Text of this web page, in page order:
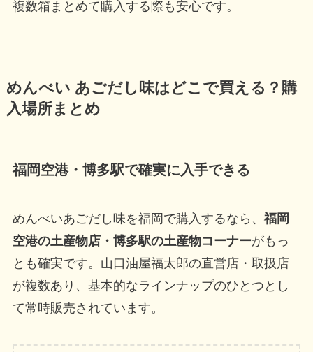
複数箱まとめて購入する際も安心です。
めんべい あごだし味はどこで買える？購
入場所まとめ
福岡空港・博多駅で確実に入手できる
めんべいあごだし味を福岡で購入するなら、 福岡
空港の土産物店・博多駅の土産物コーナーがもっ
とも確実です。山口油屋福太郎の直営店・取扱店
が複数あり、基本的なラインナップのひとつとし
て常時販売されています。